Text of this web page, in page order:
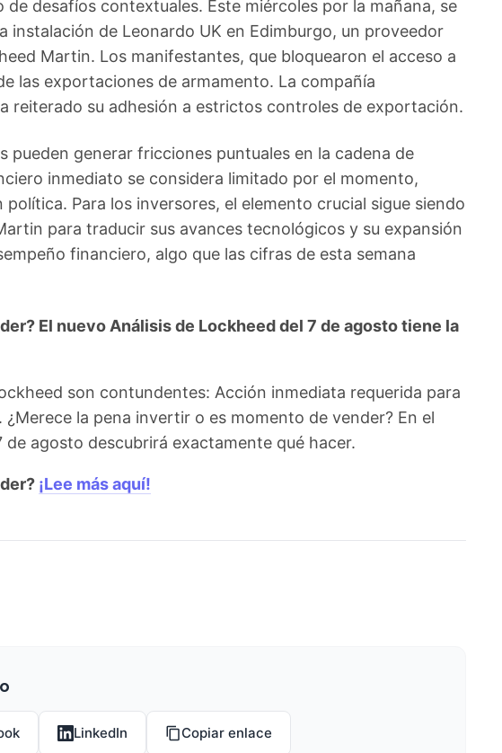
de desafíos contextuales. Este miércoles por la mañana, se
instalación de Leonardo UK en Edimburgo, un proveedor
Martin. Los manifestantes, que bloquearon el acceso a
las exportaciones de armamento. La compañía
reiterado su adhesión a estrictos controles de exportación.
pueden generar fricciones puntuales en la cadena de
inmediato se considera limitado por el momento,
Para los inversores, el elemento crucial sigue siendo
para traducir sus avances tecnológicos y su expansión
financiero, algo que las cifras de esta semana
El nuevo Análisis de Lockheed del 7 de agosto tiene la
son contundentes: Acción inmediata requerida para
la pena invertir o es momento de vender? En el
de agosto descubrirá exactamente qué hacer.
¡Lee más aquí!
LinkedIn Copiar enlace